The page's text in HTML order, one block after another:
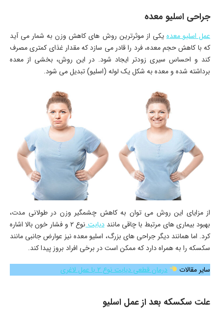
جراحی اسلیو معده
عمل اسلیو معدهیکی از موثرترین روش های کاهش وزن به شمار می آید
که با کاهش حجم معده، فرد را قادر می سازد که مقدار غذای کمتری مصرف
کند و احساس سیری زودتر ایجاد شود. در این روش، بخشی از معده
برداشته شده و معده به شکل یک لوله (اسلیو) تبدیل می شود.
از مزایای این روش می توان به کاهش چشمگیر وزن در طولانی مدت،
بهبود بیماری های مرتبط با چاقی ماننددیابت
نوع ۲ و فشار خون بالا اشاره
کرد. اما همانند دیگر جراحی های بزرگ، اسلیو معده نیز عوارض جانبی مانند
سکسکه را به همراه دارد که ممکن است در برخی افراد بروز پیدا کند.
سایر مقالات
درمان قطعی دیابت نوع 2 با عمل لاغری
علت سکسکه بعد از عمل اسلیو